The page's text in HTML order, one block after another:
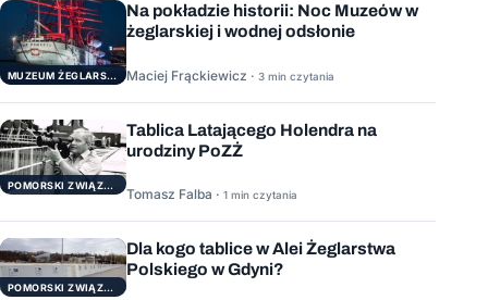
MUZEUM ŻEGLARSTWA POMORSKIEGO
Na pokładzie historii: Noc Muzeów w
żeglarskiej i wodnej odsłonie
Maciej Frąckiewicz · 3 min czytania
POMORSKI ZWIĄZEK ŻEGLARSKI
Tablica Latającego Holendra na
urodziny PoZŻ
Tomasz Falba · 1 min czytania
POMORSKI ZWIĄZEK ŻEGLARSKI
Dla kogo tablice w Alei Żeglarstwa
Polskiego w Gdyni?